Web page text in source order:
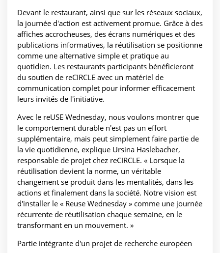
Devant le restaurant, ainsi que sur les réseaux sociaux,
la journée d'action est activement promue. Grâce à des
affiches accrocheuses, des écrans numériques et des
publications informatives, la réutilisation se positionne
comme une alternative simple et pratique au
quotidien. Les restaurants participants bénéficieront
du soutien de reCIRCLE avec un matériel de
communication complet pour informer efficacement
leurs invités de l'initiative.
Avec le reUSE Wednesday, nous voulons montrer que
le comportement durable n'est pas un effort
supplémentaire, mais peut simplement faire partie de
la vie quotidienne, explique Ursina Haslebacher,
responsable de projet chez reCIRCLE. « Lorsque la
réutilisation devient la norme, un véritable
changement se produit dans les mentalités, dans les
actions et finalement dans la société. Notre vision est
d'installer le « Reuse Wednesday » comme une journée
récurrente de réutilisation chaque semaine, en le
transformant en un mouvement. »
Partie intégrante d'un projet de recherche européen